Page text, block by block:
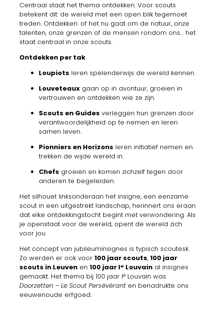
Centraal staat hetthema ontdekken.Voor scouts
betekent dit: dewereld met een open bliktegemoet
treden. Ontdekken: of het nu gaat om de natuur, onze
talenten, onze grenzen of de mensen rondom ons… het
staat centraal in onze scouts.
Ontdekken per tak
Loupiots leren spelenderwijs dewereld kennen.
Louveteaux gaan op in avontuur, groeien in
vertrouwen en ontdekkenwie ze zijn.
Scouts en Guides verleggen hun grenzen door
verantwoordelijkheid opte nemen en leren
samen leven.
Pionniers en Horizons leren initiatief nemen en
trekken dewijdewereld in.
Chefs groeien en komen zichzelftegen door
anderente begeleiden.
Het silhouet linksonderaan het insigne, een eenzame
scout in een uitgestrekt landschap, herinnert ons eraan
dat elke ontdekkingstocht begint metverwondering.Als
je openstaatvoor dewereld, opent dewereld zich
voor jou
Het conceptvan jubileuminsignes istypisch scoutesk.
Zowerden er ookvoor100 jaar scouts,100 jaar
scouts in Leuven en100 jaar I° Louvain al insignes
gemaakt. Hetthema bij100 jaar I° Louvainwas
Doorzetten – Le ScoutPersévérant en benadrukte ons
eeuwenoude erfgoed.